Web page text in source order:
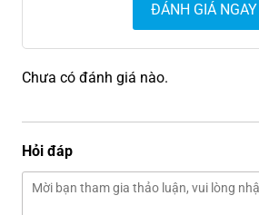
ĐÁNH GIÁ NGAY
Chưa có đánh giá nào.
Hỏi đáp